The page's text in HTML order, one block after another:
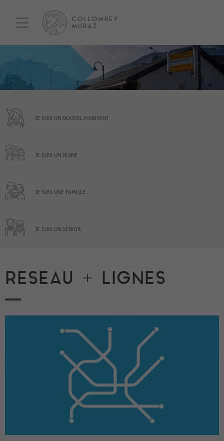
JE SUIS UN NOUVEL HABITANT
JE SUIS UN JEUNE
JE SUIS UNE FAMILLE
JE SUIS UN SENIOR
RESEAU + LIGNES